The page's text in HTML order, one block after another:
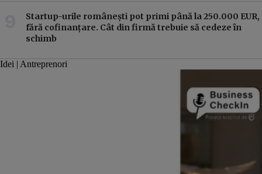
Startup-urile românești pot primi până la 250.000 EUR,
fără cofinanțare. Cât din firmă trebuie să cedeze în
schimb
Idei | Antreprenori